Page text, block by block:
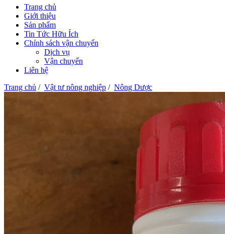
Trang chủ
Giới thiệu
Sản phẩm
Tin Tức Hữu Ích
Chính sách vận chuyển
Dịch vụ
Vận chuyển
Liên hệ
Trang chủ / Vật tư nông nghiệp / Nông Dược